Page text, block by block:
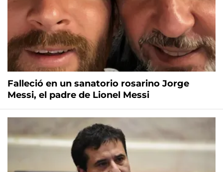
Falleció en un sanatorio rosarino Jorge
Messi, el padre de Lionel Messi